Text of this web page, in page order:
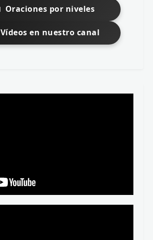
Oraciones por niveles
Vídeos en nuestro canal